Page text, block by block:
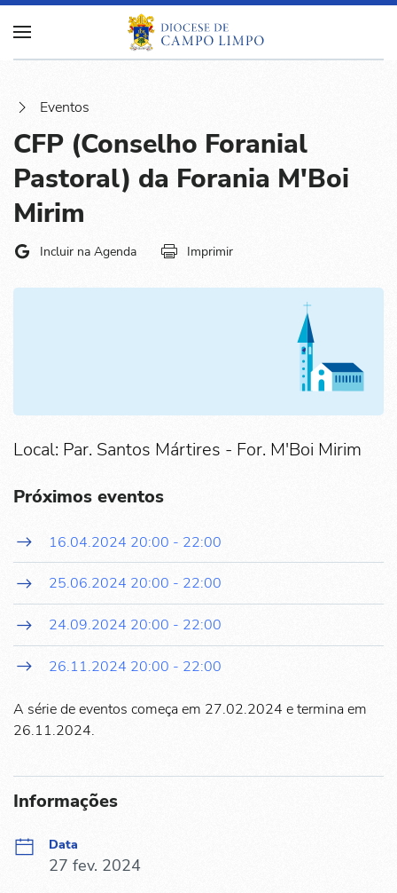
Eventos
CFP (Conselho Foranial
Pastoral) da Forania M'Boi
Mirim
Incluir na Agenda Imprimir
Local: Par. Santos Mártires - For. M'Boi Mirim
Próximos eventos
16.04.2024 20:00 - 22:00
25.06.2024 20:00 - 22:00
24.09.2024 20:00 - 22:00
26.11.2024 20:00 - 22:00
A série de eventos começa em 27.02.2024 e termina em
26.11.2024.
Informações
Data
27 fev. 2024